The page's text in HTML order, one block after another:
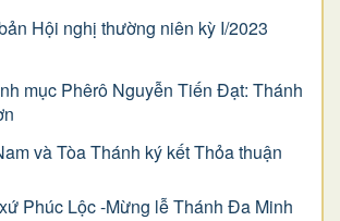
Hội nghị thường niên kỳ I/2023
mục Phêrô Nguyễn Tiến Đạt: Thánh
và Tòa Thánh ký kết Thỏa thuận
Phúc Lộc -Mừng lễ Thánh Đa Minh